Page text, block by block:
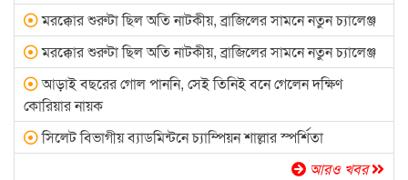
মরক্কোর শুরুটা ছিল অতি নাটকীয়, ব্রাজিলের সামনে নতুন চ্যালেঞ্জ
মরক্কোর শুরুটা ছিল অতি নাটকীয়, ব্রাজিলের সামনে নতুন চ্যালেঞ্জ
আড়াই বছরের গোল পাননি, সেই তিনিই বনে গেলেন দক্ষিণ
কোরিয়ার নায়ক
সিলেট বিভাগীয় ব্যাডমিন্টনে চ্যাম্পিয়ন শাল্লার স্পর্শিতা
আরও খবর